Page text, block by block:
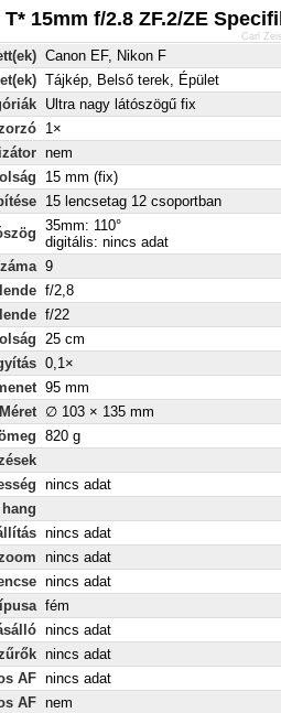
15mm f/2.8 ZF.2/ZE
Canon EF, Nikon F
Tájkép, Belső terek, Épület
Ultra nagy látószögű fix
1×
nem
15 mm (fix)
15 lencsetag 12 csoportban
35mm: 110°
digitális: nincs adat
9
f/2,8
f/22
25 cm
0,1×
95 mm
Méret ∅ 103 × 135 mm
820 g
nincs adat
nincs adat
nincs adat
nincs adat
fém
nincs adat
nincs adat
AF nincs adat
AF nem
Carl